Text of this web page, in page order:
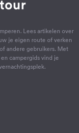
Lees artikelen over
je eigen route of verken
andere gebruikers. Met
campergids vind je